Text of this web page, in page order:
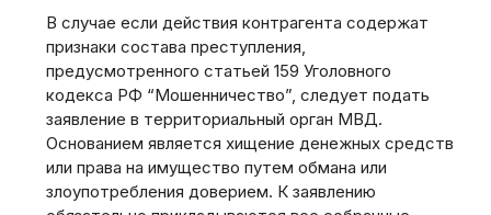
В случае если действия контрагента содержат
признаки состава преступления,
предусмотренного статьей 159 Уголовного
кодекса РФ “Мошенничество”, следует подать
заявление в территориальный орган МВД.
Основанием является хищение денежных средств
или права на имущество путем обмана или
злоупотребления доверием. К заявлению